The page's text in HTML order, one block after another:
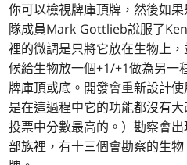
你可以檢視牌庫頂牌，然後如
隊成員Mark Gottlieb說服了
裡的微調是只將它放在生物上
候給生物放一個+1/+1做為另一
牌庫頂或底。開發會重新設計
是在這過程中它的功能都沒有
投票中分數最高的。）勘察會
部族裡，有十三個會勘察的生